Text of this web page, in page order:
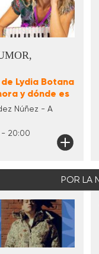
Lydia Botana
y dónde es
Núñez - A
- 20:00
POR LA